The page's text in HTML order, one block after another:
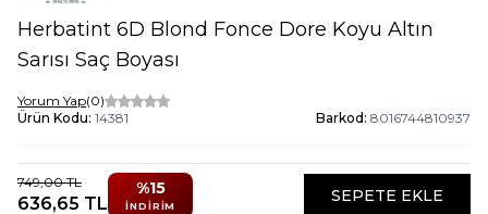
Herbatint 6D Blond Fonce Dore Koyu Altın
Sarısı Saç Boyası
Yorum Yap(0)
Ürün Kodu: 14381 Barkod: 8016744810937
749,00TL
636,65 TL
%15
İNDIRIM
SEPETE EKLE